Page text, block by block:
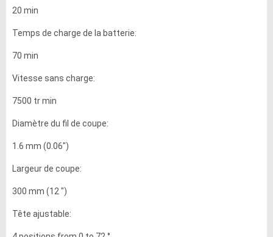
20 min
Temps de charge de la batterie:
70 min
Vitesse sans charge:
7500 tr min
Diamètre du fil de coupe:
1.6 mm (0.06")
Largeur de coupe:
300 mm (12 ")
Tête ajustable: